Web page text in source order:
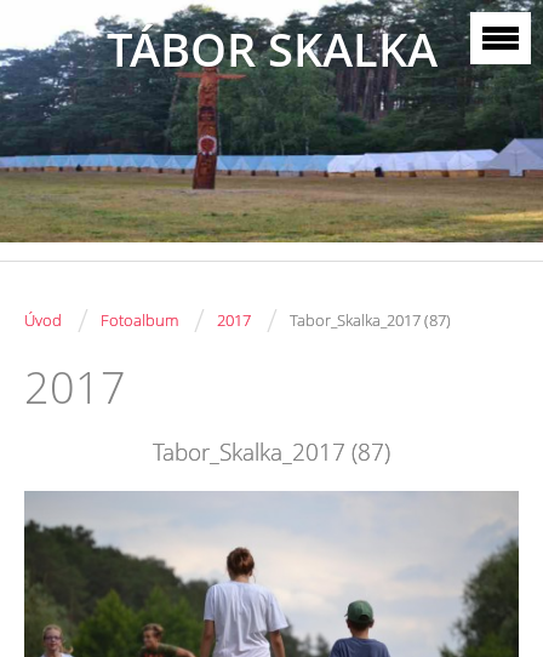
TÁBOR SKALKA
Úvod / Fotoalbum / 2017 / Tabor_Skalka_2017 (87)
2017
Tabor_Skalka_2017 (87)